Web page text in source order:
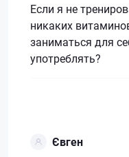
Если я не
никаких
заниматься для
употреблять?
Євген